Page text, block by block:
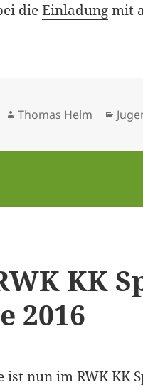
dieEin­la­dungmit
Autor
Thomas Helm
KK
2016
ist nun im RWK KK